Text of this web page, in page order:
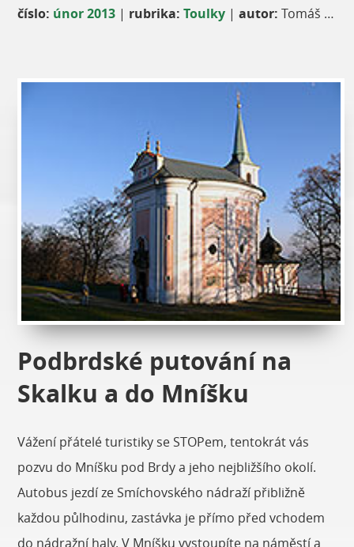
číslo: únor 2013 | rubrika: Toulky |autor: Tomáš Lubovský, Klub českých turistů Praha-Karlov, oddíl TurBan
Podbrdské putování na
Skalku a do Mníšku
Vážení přátelé turistiky se STOPem, tentokrát vás
pozvu do Mníšku pod Brdy a jeho nejbližšího okolí.
Autobus jezdí ze Smíchovského nádraží přibližně
každou půlhodinu, zastávka je přímo před vchodem
do nádražní haly. V Mníšku vystoupíte na náměstí a